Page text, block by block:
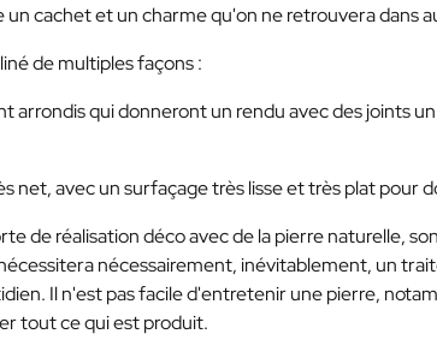
un cachet et un charme qu'on ne retrouvera dans
de multiples façons :
arrondis qui donneront un rendu avec des joints
net, avec un surfaçage très lisse et très plat pour
de réalisation déco avec de la pierre naturelle,
nécessairement, inévitablement, un
Il n'est pas facile d'entretenir une pierre,
tout ce qui est produit.